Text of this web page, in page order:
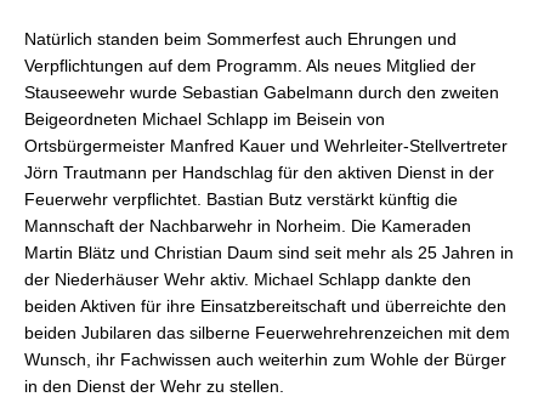
Natürlich standen beim Sommerfest auch Ehrungen und
Verpflichtungen auf dem Programm. Als neues Mitglied der
Stauseewehr wurde Sebastian Gabelmann durch den zweiten
Beigeordneten Michael Schlapp im Beisein von
Ortsbürgermeister Manfred Kauer und Wehrleiter-Stellvertreter
Jörn Trautmann per Handschlag für den aktiven Dienst in der
Feuerwehr verpflichtet. Bastian Butz verstärkt künftig die
Mannschaft der Nachbarwehr in Norheim. Die Kameraden
Martin Blätz und Christian Daum sind seit mehr als 25 Jahren in
der Niederhäuser Wehr aktiv. Michael Schlapp dankte den
beiden Aktiven für ihre Einsatzbereitschaft und überreichte den
beiden Jubilaren das silberne Feuerwehrehrenzeichen mit dem
Wunsch, ihr Fachwissen auch weiterhin zum Wohle der Bürger
in den Dienst der Wehr zu stellen.